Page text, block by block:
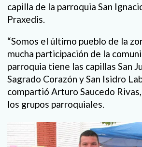
capilla de la parroquia San
Praxedis.
“Somos el último pueblo de la
mucha participación de la
parroquia tiene las capillas San
Sagrado Corazón y San Isidro
compartió Arturo Saucedo
los grupos parroquiales.